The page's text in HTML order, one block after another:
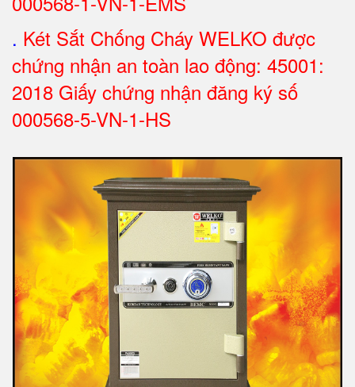
. Két Sắt Chống Cháy WELKO được
chứng nhận an toàn lao động: 45001:
2018 Giấy chứng nhận đăng ký số
000568-5-VN-1-HS